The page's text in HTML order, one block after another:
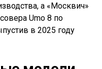
а «Москвич»
Umo 8 по
в 2025 году